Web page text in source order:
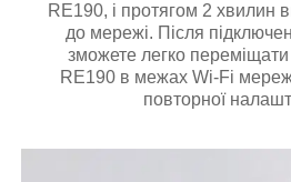
RE190, і протягом 2 хвилин
до мережі. Після
зможете легко
RE190 в межах Wi-Fi
повторної